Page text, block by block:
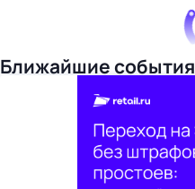
Ближайшие события